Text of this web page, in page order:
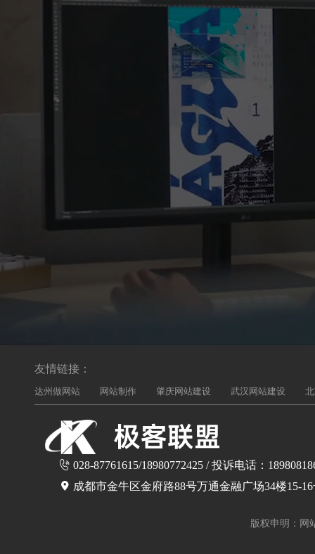
友情链接：
达州做网站 网站制作 肇庆网站建设 武汉网站建设
028-87761615/18980772425 / 投诉电话：
成都市金牛区金府路88号万通金融广场34楼15-
版权申明：网